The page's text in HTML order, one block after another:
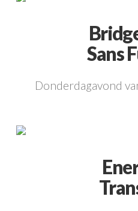
Sans
Donderdagavond